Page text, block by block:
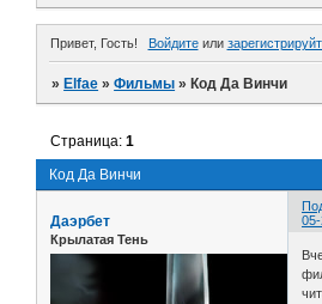
Привет, Гость! Войдитеили
»Elfae »Фильмы »Код Да Винчи
Код Да Винчи
Страница:1
Даэрбет
Крылатая Тень